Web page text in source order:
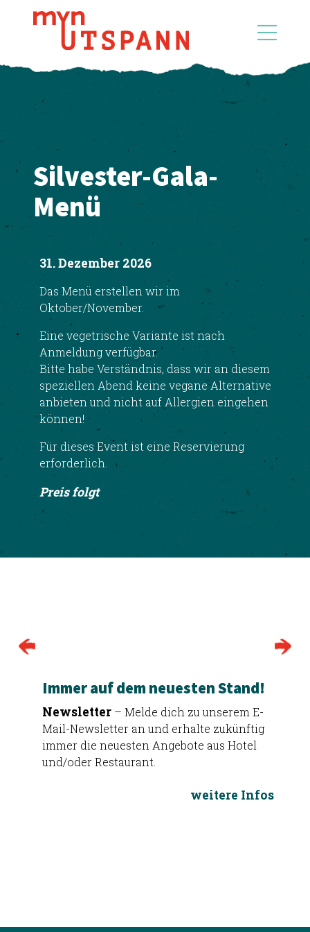
Silvester-Gala-
Menü
31. Dezember 2026
Das Menü erstellen wir im
Oktober/November.
Eine vegetrische Variante ist nach
Anmeldung verfügbar.
Bitte habe Verständnis, dass wir an diesem
speziellen Abend keine vegane Alternative
anbieten und nicht auf Allergien eingehen
können!
Für dieses Event ist eine Reservierung
erforderlich.
Preis folgt
Immer auf dem neuesten Stand!
Newsletter– Melde dich zu unserem E-
Mail-Newsletter an und erhalte zukünftig
immer die neuesten Angebote aus Hotel
und/oder Restaurant.
weitere Infos